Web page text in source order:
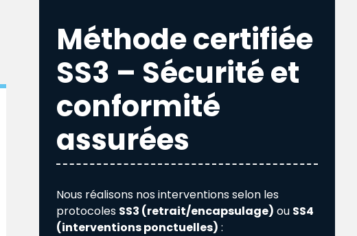
Méthode certifiée
SS3 – Sécurité et
conformité
assurées
Nous réalisons nos interventions selon les
protocoles SS3 (retrait/encapsulage) ou SS4
(interventions ponctuelles) :